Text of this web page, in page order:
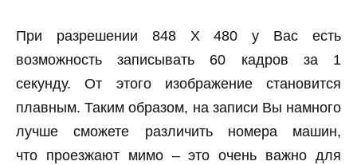
При разрешении 848 X 480 у Вас есть
возможность записывать 60 кадров за 1
секунду. От этого изображение становится
плавным. Таким образом, на записи Вы намного
лучше сможете различить номера машин,
что проезжают мимо – это очень важно для